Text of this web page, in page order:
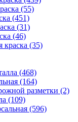
(55)
(451)
(31)
(46)
краска (35)
(468)
(164)
разметки (2)
(109)
(596)